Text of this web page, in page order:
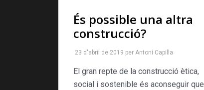
És possible una altra
construcció?
23 d'abril de 2019 per Antoni Capilla
El gran repte de la construcció ètica,
social i sostenible és aconseguir que